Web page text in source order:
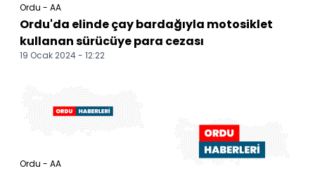
Ordu - AA
Ordu'da elinde çay bardağıyla motosiklet
kullanan sürücüye para cezası
19 Ocak 2024 - 12:22
Ordu - AA